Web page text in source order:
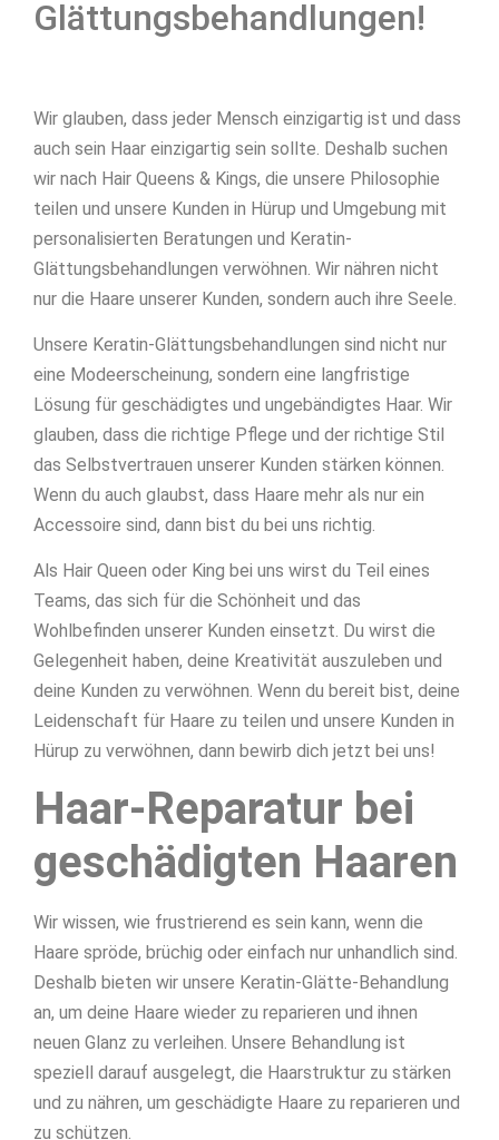
Glättungsbehandlungen!
Wir glauben, dass jeder Mensch einzigartig ist und dass
auch sein Haar einzigartig sein sollte. Deshalb suchen
wir nach Hair Queens & Kings, die unsere Philosophie
teilen und unsere Kunden in Hürup und Umgebung mit
personalisierten Beratungen und Keratin-
Glättungsbehandlungen verwöhnen. Wir nähren nicht
nur die Haare unserer Kunden, sondern auch ihre Seele.
Unsere Keratin-Glättungsbehandlungen sind nicht nur
eine Modeerscheinung, sondern eine langfristige
Lösung für geschädigtes und ungebändigtes Haar. Wir
glauben, dass die richtige Pflege und der richtige Stil
das Selbstvertrauen unserer Kunden stärken können.
Wenn du auch glaubst, dass Haare mehr als nur ein
Accessoire sind, dann bist du bei uns richtig.
Als Hair Queen oder King bei uns wirst du Teil eines
Teams, das sich für die Schönheit und das
Wohlbefinden unserer Kunden einsetzt. Du wirst die
Gelegenheit haben, deine Kreativität auszuleben und
deine Kunden zu verwöhnen. Wenn du bereit bist, deine
Leidenschaft für Haare zu teilen und unsere Kunden in
Hürup zu verwöhnen, dann bewirb dich jetzt bei uns!
Haar-Reparatur bei
geschädigten Haaren
Wir wissen, wie frustrierend es sein kann, wenn die
Haare spröde, brüchig oder einfach nur unhandlich sind.
Deshalb bieten wir unsere Keratin-Glätte-Behandlung
an, um deine Haare wieder zu reparieren und ihnen
neuen Glanz zu verleihen. Unsere Behandlung ist
speziell darauf ausgelegt, die Haarstruktur zu stärken
und zu nähren, um geschädigte Haare zu reparieren und
zu schützen.